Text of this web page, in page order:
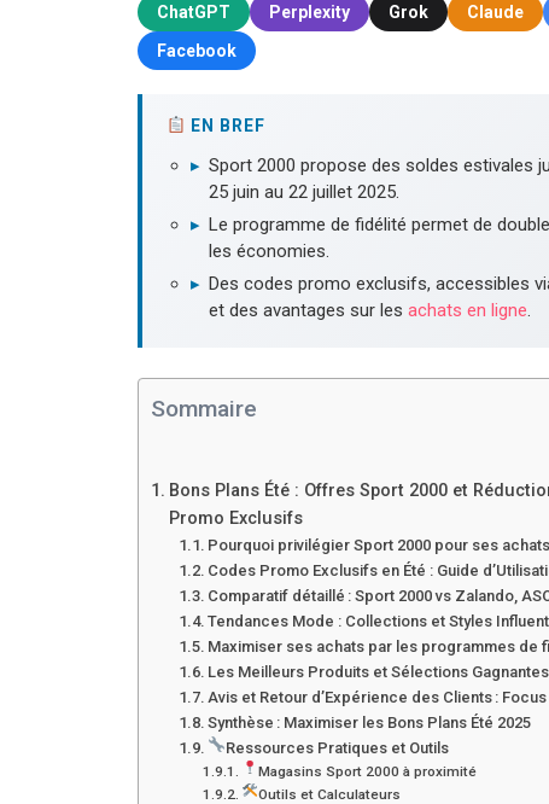
ChatGPT Perplexity Grok Claude
Facebook
EN BREF
▸ Sport 2000 propose des soldes estivales
25 juin au 22 juillet 2025.
▸ Le programme de fidélité permet de
les économies.
▸ Des codes promo exclusifs, accessibles
et des avantages sur les achats en ligne.
Sommaire
Bons Plans Été : Offres Sport 2000 et
Promo Exclusifs
Pourquoi privilégier Sport 2000 pour ses
Codes Promo Exclusifs en Été : Guide
Comparatif détaillé : Sport 2000 vs Zalando,
Tendances Mode : Collections et Styles
Maximiser ses achats par les programmes de
Les Meilleurs Produits et Sélections Gagnantes
Avis et Retour d’Expérience des Clients :
Synthèse : Maximiser les Bons Plans Été 2025
Ressources Pratiques et Outils
Magasins Sport 2000 à proximité
Outils et Calculateurs